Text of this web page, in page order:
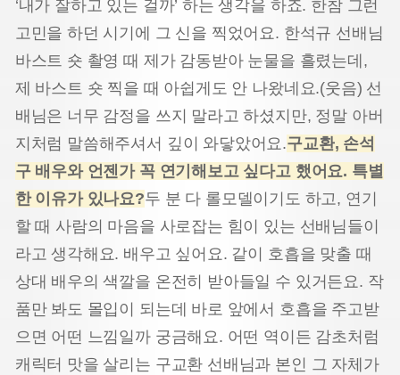
‘내가 잘하고 있는 걸까’ 하는 생각을 하죠. 한참 그런
고민을 하던 시기에 그 신을 찍었어요. 한석규 선배님
바스트 숏 촬영 때 제가 감동받아 눈물을 흘렸는데,
제 바스트 숏 찍을 때 아쉽게도 안 나왔네요.(웃음) 선
배님은 너무 감정을 쓰지 말라고 하셨지만, 정말 아버
지처럼 말씀해주셔서 깊이 와닿았어요.구교환, 손석
구 배우와 언젠가 꼭 연기해보고 싶다고 했어요. 특별
한 이유가 있나요?두 분 다 롤모델이기도 하고, 연기
할 때 사람의 마음을 사로잡는 힘이 있는 선배님들이
라고 생각해요. 배우고 싶어요. 같이 호흡을 맞출 때
상대 배우의 색깔을 온전히 받아들일 수 있거든요. 작
품만 봐도 몰입이 되는데 바로 앞에서 호흡을 주고받
으면 어떤 느낌일까 궁금해요. 어떤 역이든 감초처럼
캐릭터 맛을 살리는 구교환 선배님과 본인 그 자체가